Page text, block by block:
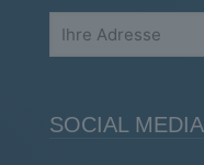
SOCIAL MEDIA